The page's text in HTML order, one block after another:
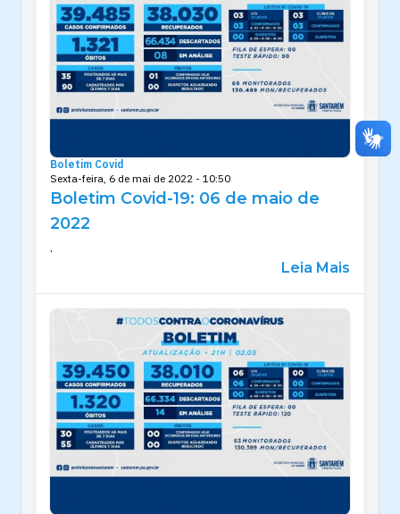
Boletim Covid
Sexta-feira, 6 de mai de 2022 - 10:50
Boletim Covid-19: 06 de maio de
2022
.
Leia Mais